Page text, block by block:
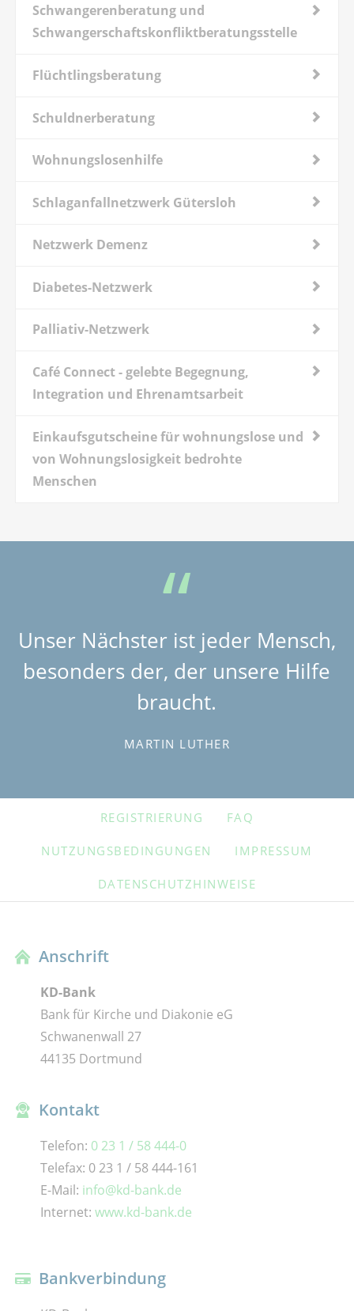
Schwangerenberatung und
Schwangerschaftskonfliktberatungsstelle
Flüchtlingsberatung
Schuldnerberatung
Wohnungslosenhilfe
Schlaganfallnetzwerk Gütersloh
Netzwerk Demenz
Diabetes-Netzwerk
Palliativ-Netzwerk
Café Connect - gelebte Begegnung,
Integration und Ehrenamtsarbeit
Einkaufsgutscheine für wohnungslose und
von Wohnungslosigkeit bedrohte
Menschen
Unser Nächster ist jeder Mensch,
besonders der, der unsere Hilfe
braucht.
MARTIN LUTHER
NAVIGATION
REGISTRIERUNG FAQ
NUTZUNGSBEDINGUNGEN IMPRESSUM
DATENSCHUTZHINWEISE
Anschrift
KD-Bank
Bank für Kirche und Diakonie eG
Schwanenwall 27
44135 Dortmund
Kontakt
Telefon: 0 23 1 / 58 444-0
Telefax: 0 23 1 / 58 444-161
E-Mail: info@kd-bank.de
Internet: www.kd-bank.de
Bankverbindung